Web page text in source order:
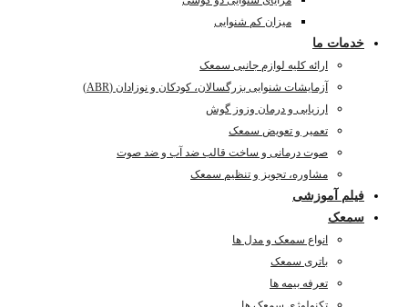
میزان کم شنوایی
خدمات ما
ارائه کلیه لوازم جانبی سمعک
آزمایشات شنوایی بزرگسالان، کودکان و نوزادان (ABR)
ارزیابی و درمان وزوز گوش
تعمیر و تعویض سمعک
صوت درمانی و ساخت قالب ضد آب و ضد صوت
مشاوره، تجویز و تنظیم سمعک
فیلم آموزشی
سمعک
انواع سمعک و مدل ها
باتری سمعک
تعرفه بیمه ها